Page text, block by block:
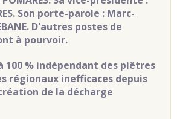
Son porte-parole : Marc-
D'autres postes de
à pourvoir.
100 % indépendant des piêtres
régionaux inefficaces depuis
de la décharge